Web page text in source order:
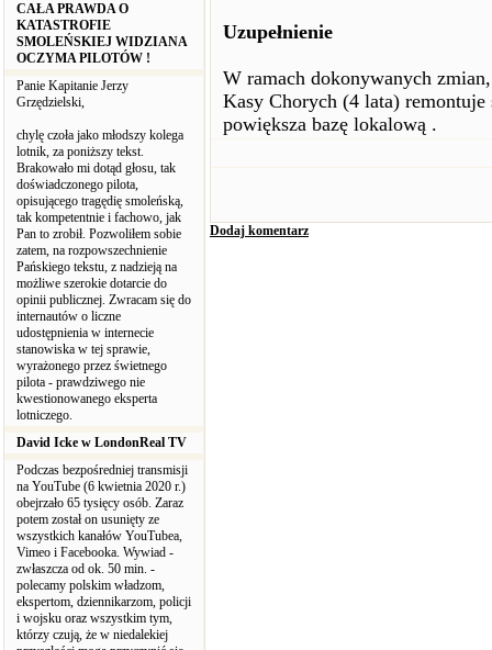
CAŁA PRAWDA O
KATASTROFIE
SMOLEŃSKIEJ WIDZIANA
OCZYMA PILOTÓW !
Panie Kapitanie Jerzy
Grzędzielski,
chylę czoła jako młodszy kolega
lotnik, za poniższy tekst.
Brakowało mi dotąd głosu, tak
doświadczonego pilota,
opisującego tragędię smoleńską,
tak kompetentnie i fachowo, jak
Pan to zrobił. Pozwoliłem sobie
zatem, na rozpowszechnienie
Pańskiego tekstu, z nadzieją na
możliwe szerokie dotarcie do
opinii publicznej. Zwracam się do
internautów o liczne
udostępnienia w internecie
stanowiska w tej sprawie,
wyrażonego przez świetnego
pilota - prawdziwego nie
kwestionowanego eksperta
lotniczego.
David Icke w LondonReal TV
Podczas bezpośredniej transmisji
na YouTube (6 kwietnia 2020 r.)
obejrzało 65 tysięcy osób. Zaraz
potem został on usunięty ze
wszystkich kanałów YouTubea,
Vimeo i Facebooka. Wywiad -
zwłaszcza od ok. 50 min. -
polecamy polskim władzom,
ekspertom, dziennikarzom, policji
i wojsku oraz wszystkim tym,
którzy czują, że w niedalekiej
Uzupełnienie
W ramach dokonywanych
Kasy Chorych (4 lata)
powiększa bazę lokalową .
Dodaj komentarz